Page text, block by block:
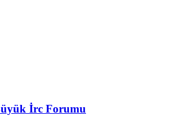
İrc Forumu